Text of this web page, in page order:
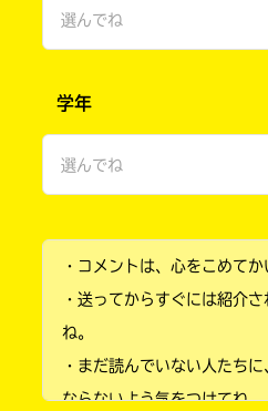
選んでね
ひみつ
学年
選んでね
小学2年
小学4年
・コメントは、心をこめてか
・送ってからすぐには紹介
ね。
・まだ読んでいない人たち
ならないよう気をつけてね。